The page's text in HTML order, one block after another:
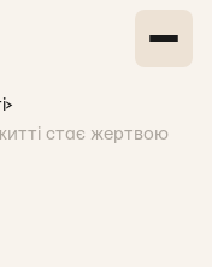
>
стає жертвою